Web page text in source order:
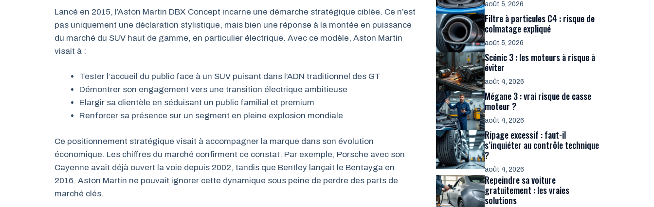
Lancé en 2015, l’Aston Martin DBX Concept incarne une démarche stratégique ciblée. Ce n’est
pas uniquement une déclaration stylistique, mais bien une réponse à la montée en puissance
du marché du SUV haut de gamme, en particulier électrique. Avec ce modèle, Aston Martin
visait à :
Tester l’accueil du public face à un SUV puisant dans l’ADN traditionnel des GT
Démontrer son engagement vers une transition électrique ambitieuse
Elargir sa clientèle en séduisant un public familial et premium
Renforcer sa présence sur un segment en pleine explosion mondiale
Ce positionnement stratégique visait à accompagner la marque dans son évolution
économique. Les chiffres du marché confirment ce constat. Par exemple, Porsche avec son
Cayenne avait déjà ouvert la voie depuis 2002, tandis que Bentley lançait le Bentayga en
2016. Aston Martin ne pouvait ignorer cette dynamique sous peine de perdre des parts de
marché clés.
août 5, 2026
Filtre à particules C4 : risque de
colmatage expliqué
août 5, 2026
Scénic 3 : les moteurs à risque à
éviter
août 4, 2026
Mégane 3 : vrai risque de casse
moteur ?
août 4, 2026
Ripage excessif : faut-il
s’inquiéter au contrôle technique
?
août 4, 2026
Repeindre sa voiture
gratuitement : les vraies
solutions